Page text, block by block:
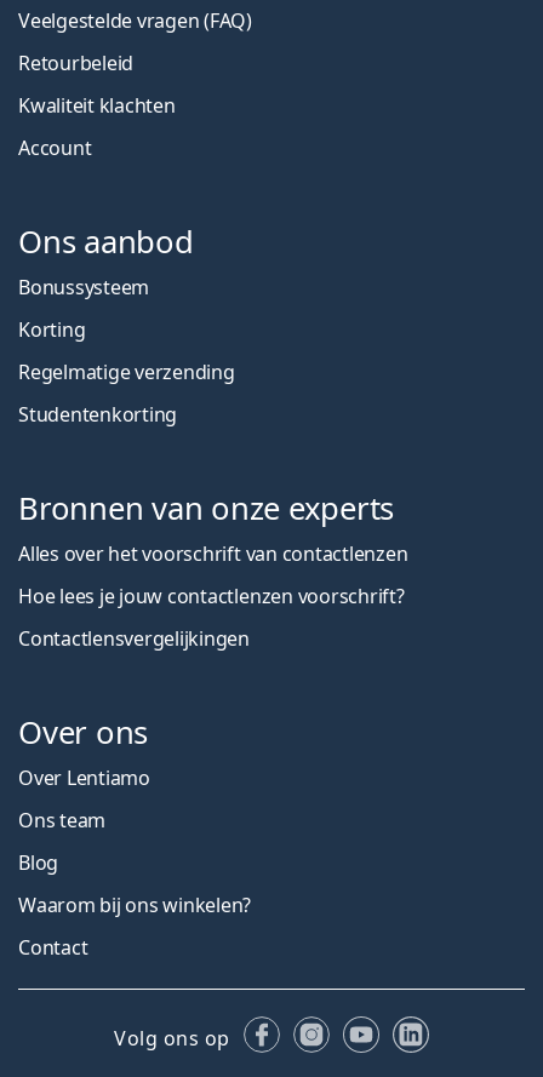
Veelgestelde vragen (FAQ)
Retourbeleid
Kwaliteit klachten
Account
Ons aanbod
Bonussysteem
Korting
Regelmatige verzending
Studentenkorting
Bronnen van onze experts
Alles over het voorschrift van contactlenzen
Hoe lees je jouw contactlenzen voorschrift?
Contactlensvergelijkingen
Over ons
Over Lentiamo
Ons team
Blog
Waarom bij ons winkelen?
Contact
Volg ons op FacebookInstagram
YouTubeLinkedIn